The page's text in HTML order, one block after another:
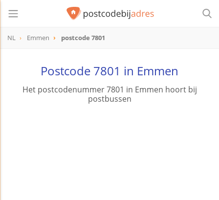
NL Emmen postcode 7801
Postcode 7801 in Emmen
Het postcodenummer 7801 in Emmen hoort bij
postbussen